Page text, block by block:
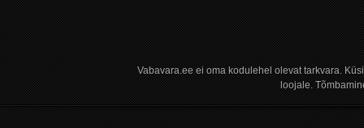
Vabavara.ee ei oma kodulehel olevat tarkvara.
loojale.